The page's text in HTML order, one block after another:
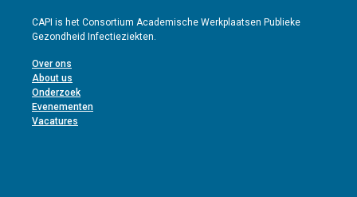
CAPI is het Consortium Academische Werkplaatsen Publieke
Gezondheid Infectieziekten.
Over ons
About us
Onderzoek
Evenementen
Vacatures